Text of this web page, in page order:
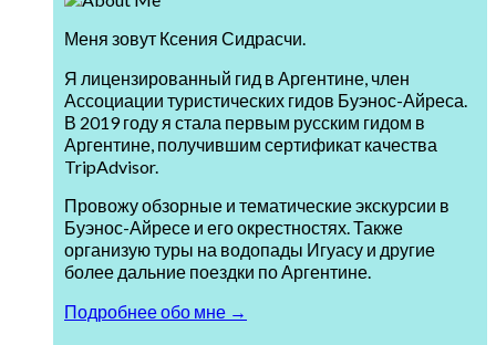
Меня зовут Ксения Сидрасчи.
Я лицензированный гид в Аргентине, член
Ассоциации туристических гидов Буэнос-Айреса.
В 2019 году я стала первым русским гидом в
Аргентине, получившим сертификат качества
TripAdvisor.
Провожу обзорные и тематические экскурсии в
Буэнос-Айресе и его окрестностях. Также
организую туры на водопады Игуасу и другие
более дальние поездки по Аргентине.
Подробнее обо мне →